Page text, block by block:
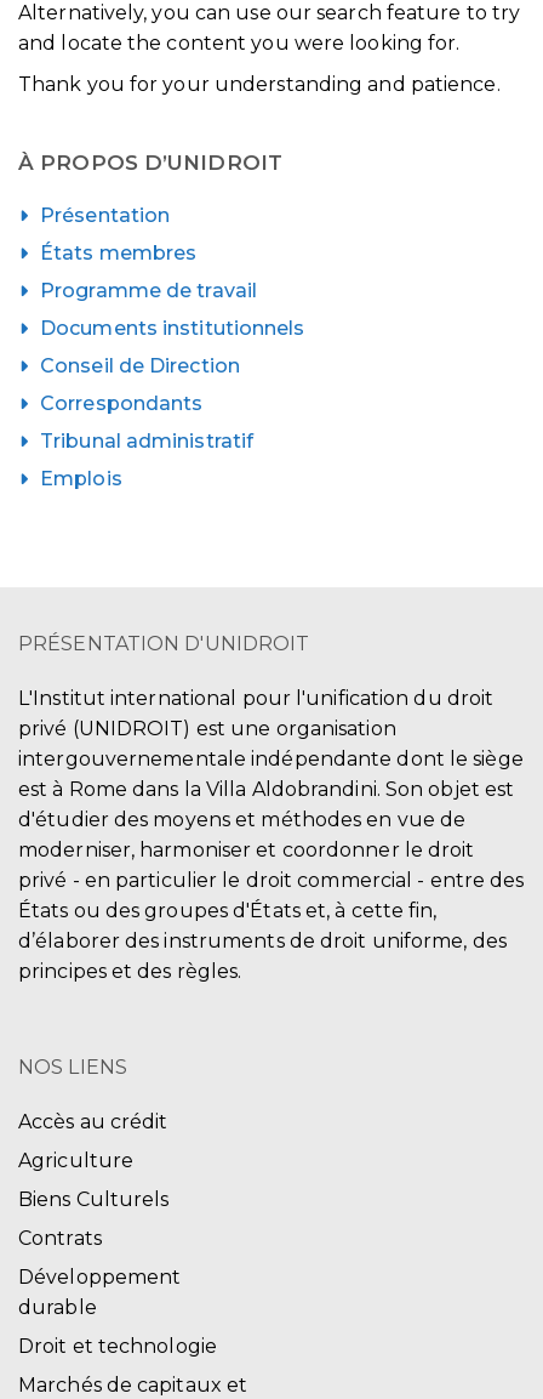
Alternatively, you can use our search feature to try
and locate the content you were looking for.
Thank you for your understanding and patience.
À PROPOS D’UNIDROIT
Présentation
États membres
Programme de travail
Documents institutionnels
Conseil de Direction
Correspondants
Tribunal administratif
Emplois
PRÉSENTATION D'UNIDROIT
L'Institut international pour l'unification du droit
privé (UNIDROIT) est une organisation
intergouvernementale indépendante dont le siège
est à Rome dans la Villa Aldobrandini. Son objet est
d'étudier des moyens et méthodes en vue de
moderniser, harmoniser et coordonner le droit
privé - en particulier le droit commercial - entre des
États ou des groupes d'États et, à cette fin,
d’élaborer des instruments de droit uniforme, des
principes et des règles.
NOS LIENS
Accès au crédit
Agriculture
Biens Culturels
Contrats
Développement
durable
Droit et technologie
Marchés de capitaux et